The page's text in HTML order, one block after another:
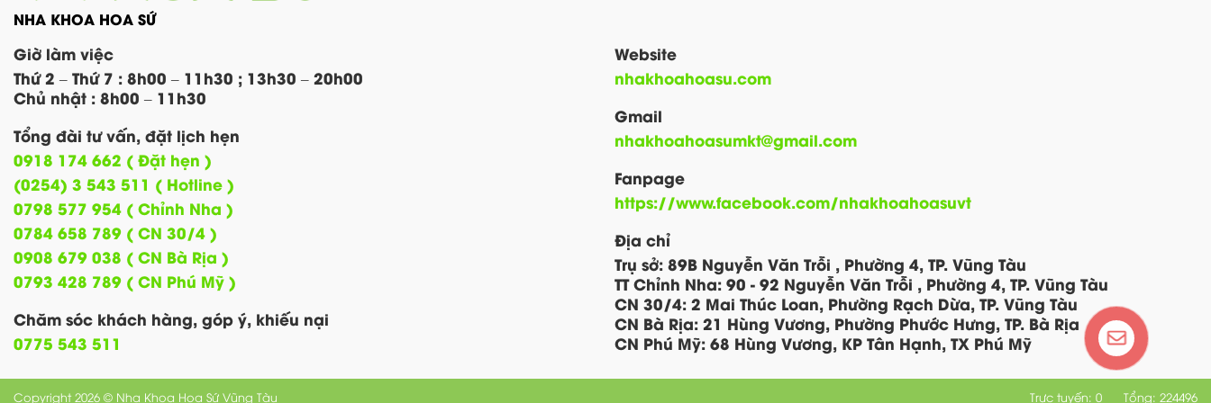
NHA KHOA HOA SỨ
Giờ làm việc
Thứ 2 – Thứ 7 : 8h00 – 11h30 ; 13h30 – 20h00
Chủ nhật : 8h00 – 11h30
Tổng đài tư vấn, đặt lịch hẹn
0918 174 662 ( Đặt hẹn )
(0254) 3 543 511 ( Hotline )
0798 577 954 ( Chỉnh Nha )
0784 658 789 ( CN 30/4 )
0908 679 038 ( CN Bà Rịa )
0793 428 789 ( CN Phú Mỹ )
Chăm sóc khách hàng, góp ý, khiếu nại
0775 543 511
Website
nhakhoahoasu.com
Gmail
nhakhoahoasumkt@gmail.com
Fanpage
https://www.facebook.com/nhakhoahoasuvt
Địa chỉ
Trụ sở: 89B Nguyễn Văn Trỗi , Phường 4, TP. Vũng Tàu
TT Chỉnh Nha: 90 - 92 Nguyễn Văn Trỗi , Phường 4, TP. Vũng Tàu
CN 30/4: 2 Mai Thúc Loan, Phường Rạch Dừa, TP. Vũng Tàu
CN Bà Rịa: 21 Hùng Vương, Phường Phước Hưng, TP. Bà Rịa
CN Phú Mỹ: 68 Hùng Vương, KP Tân Hạnh, TX Phú Mỹ
Trực tuyến: 0 Tổng: 224496
Copyright 2026 © Nha Khoa Hoa Sứ Vũng Tàu